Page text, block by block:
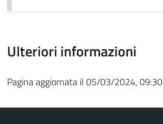
Ulteriori informazioni
Pagina aggiornata il 05/03/2024, 09:30